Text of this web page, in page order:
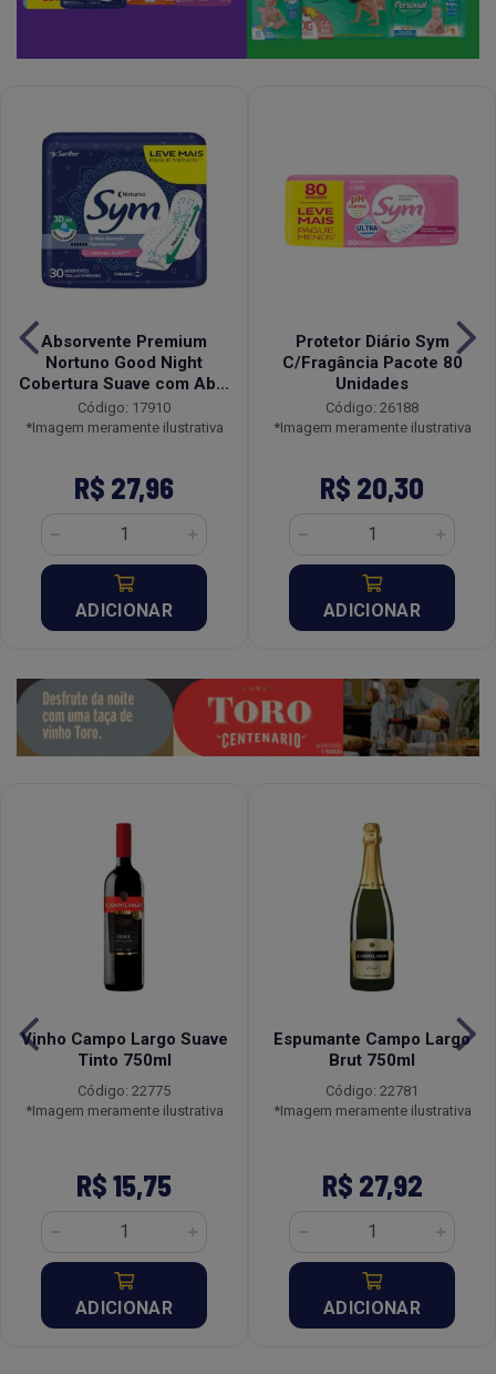
Absorvente Premium
Nortuno Good Night
Cobertura Suave com Ab...
Código: 17910
*Imagem meramente ilustrativa
R$ 27,96
ADICIONAR
Protetor Diário Sym
C/Fragância Pacote 80
Unidades
Código: 26188
*Imagem meramente ilustrativa
R$ 20,30
ADICIONAR
Vinho Campo Largo Suave
Tinto 750ml
Código: 22775
*Imagem meramente ilustrativa
R$ 15,75
ADICIONAR
Espumante Campo Largo
Brut 750ml
Código: 22781
*Imagem meramente ilustrativa
R$ 27,92
ADICIONAR